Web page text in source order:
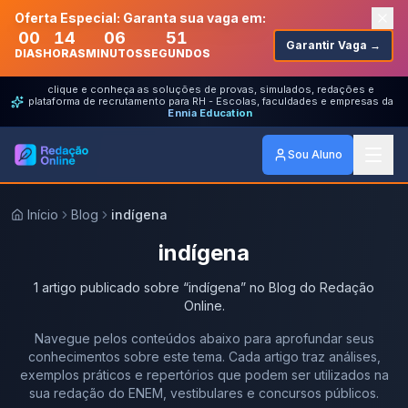
Oferta Especial: Garanta sua vaga em:
00
DIAS
14
HORAS
06
MINUTOS
51
SEGUNDOS
Garantir Vaga →
clique e conheça as soluções de provas, simulados, redações e
plataforma de recrutamento para RH - Escolas, faculdades e empresas da
Ennia Education
Sou Aluno
Início Blog indígena
indígena
1 artigo publicado sobre “indígena” no Blog do Redação
Online.
Navegue pelos conteúdos abaixo para aprofundar seus
conhecimentos sobre este tema. Cada artigo traz análises,
exemplos práticos e repertórios que podem ser utilizados na
sua redação do ENEM, vestibulares e concursos públicos.